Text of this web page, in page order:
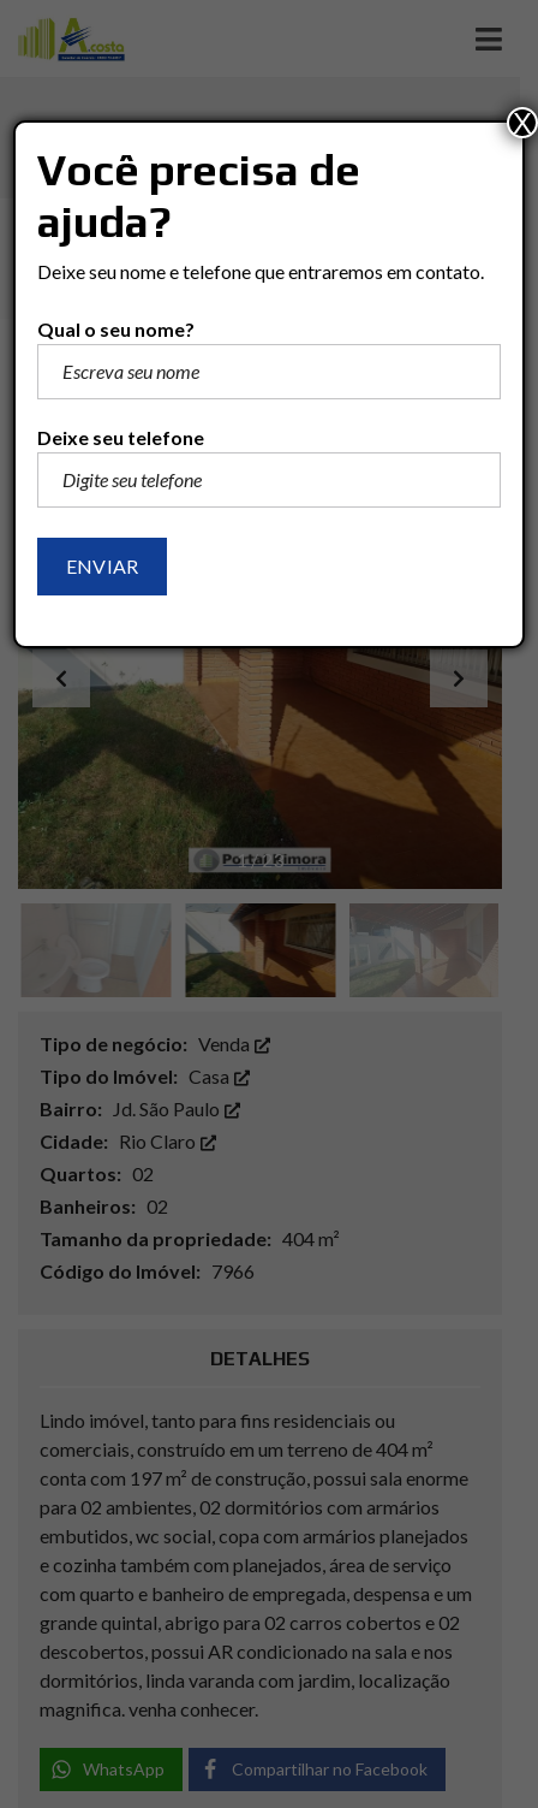
Imóveis Casa
R$690.000
1/23
Tipo de negócio: Venda
Tipo do Imóvel: Casa
Bairro:
Jd. São Paulo
Cidade: Rio Claro
Quartos: 02
Banheiros: 02
Tamanho da propriedade: 404 m²
Código do Imóvel: 7966
DETALHES
Lindo imóvel, tanto para fins residenciais ou
comerciais, construído em um terreno de 404 m²
conta com 197 m² de construção, possui sala enorme
para 02 ambientes, 02 dormitórios com armários
embutidos, wc social, copa com armários planejados
e cozinha também com planejados, área de serviço
com quarto e banheiro de empregada, despensa e um
grande quintal, abrigo para 02 carros cobertos e 02
descobertos, possui AR condicionado na sala e nos
dormitórios, linda varanda com jardim, localização
magnifica. venha conhecer.
WhatsApp Compartilhar no Facebook
Você precisa de
ajuda?
Deixe seu nome e telefone que entraremos em contato.
Qual o seu nome?
Deixe seu telefone
X